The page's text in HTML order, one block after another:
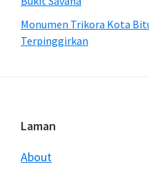
Monumen Trikora Kota
Terpinggirkan
Footer
Laman
About